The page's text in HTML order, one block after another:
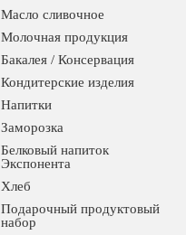
Масло сливочное
Молочная продукция
Бакалея / Консервация
Кондитерские изделия
Напитки
Заморозка
Белковый напиток
Экспонента
Хлеб
Подарочный продуктовый
набор